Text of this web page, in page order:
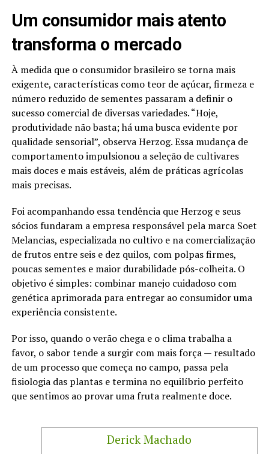
Um consumidor mais atento
transforma o mercado
À medida que o consumidor brasileiro se torna mais
exigente, características como teor de açúcar, firmeza e
número reduzido de sementes passaram a definir o
sucesso comercial de diversas variedades. “Hoje,
produtividade não basta; há uma busca evidente por
qualidade sensorial”, observa Herzog. Essa mudança de
comportamento impulsionou a seleção de cultivares
mais doces e mais estáveis, além de práticas agrícolas
mais precisas.
Foi acompanhando essa tendência que Herzog e seus
sócios fundaram a empresa responsável pela marca Soet
Melancias, especializada no cultivo e na comercialização
de frutos entre seis e dez quilos, com polpas firmes,
poucas sementes e maior durabilidade pós-colheita. O
objetivo é simples: combinar manejo cuidadoso com
genética aprimorada para entregar ao consumidor uma
experiência consistente.
Por isso, quando o verão chega e o clima trabalha a
favor, o sabor tende a surgir com mais força — resultado
de um processo que começa no campo, passa pela
fisiologia das plantas e termina no equilíbrio perfeito
que sentimos ao provar uma fruta realmente doce.
Derick Machado